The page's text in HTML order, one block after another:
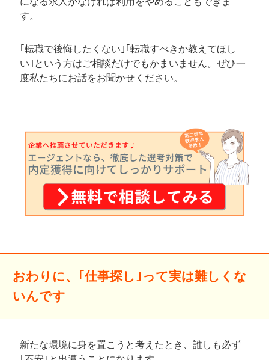
す。
｢転職で後悔したくない｣｢転職すべきか教えてほし
い｣という方はご相談だけでもかまいません。ぜひ一
度私たちにお話をお聞かせください。
おわりに、｢仕事探し｣って実は難しくな
いんです
新たな環境に身を置こうと考えたとき、誰しも必ず